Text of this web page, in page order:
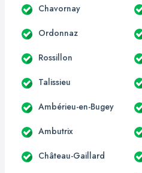
Chavornay
Ordonnaz
Rossillon
Talissieu
Ambérieu-en-Bugey
Ambutrix
Château-Gaillard